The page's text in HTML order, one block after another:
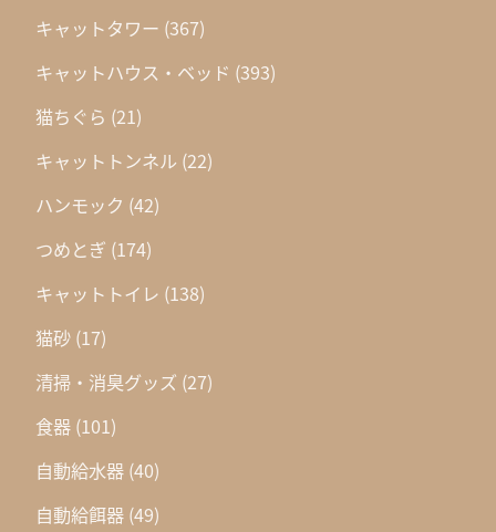
キャットタワー (367)
キャットハウス・ベッド (393)
猫ちぐら (21)
キャットトンネル (22)
ハンモック (42)
つめとぎ (174)
キャットトイレ (138)
猫砂 (17)
清掃・消臭グッズ (27)
食器 (101)
自動給水器 (40)
自動給餌器 (49)